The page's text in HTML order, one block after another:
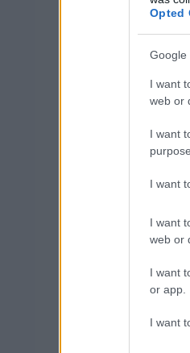
Opted
Google
I want
web or
I want
I want
I want
web or
I want
or app.
I want
Donald Trump
a
iráni
nevezte,
Amikor
e bármilyen
mondott az
Az elnök